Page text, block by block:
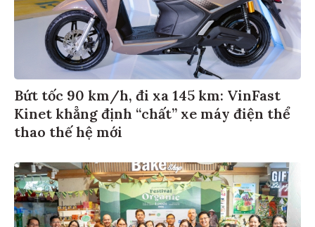
Bứt tốc 90 km/h, đi xa 145 km: VinFast
Kinet khẳng định “chất” xe máy điện thể
thao thế hệ mới